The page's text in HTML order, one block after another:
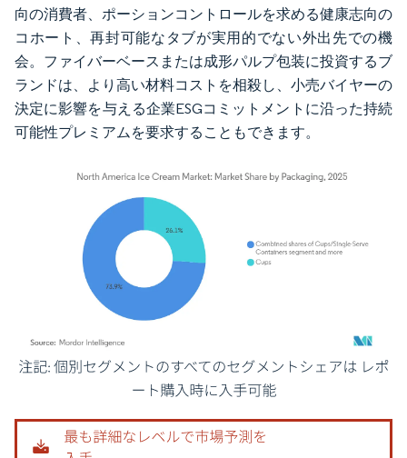
向の消費者、ポーションコントロールを求める健康志向の
コホート、再封可能なタブが実用的でない外出先での機
会。ファイバーベースまたは成形パルプ包装に投資するブ
ランドは、より高い材料コストを相殺し、小売バイヤーの
決定に影響を与える企業ESGコミットメントに沿った持続
可能性プレミアムを要求することもできます。
画像 © Mordor Intelligence。再利用にはCC BY 4.0の表示が必要です。